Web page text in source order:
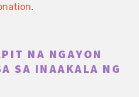
.
NA NGAYON
SA INAAKALA NG